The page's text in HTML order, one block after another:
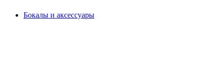
Бокалы и аксессуары